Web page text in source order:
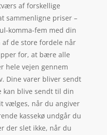
af forskellige
sammenligne priser –
komma-fem med din
de store fordele når
for, at bære alle
hele vejen gennem
Dine varer bliver sendt
kan blive sendt til din
vælges, når du angiver
kassekø undgår du
der slet ikke, når du